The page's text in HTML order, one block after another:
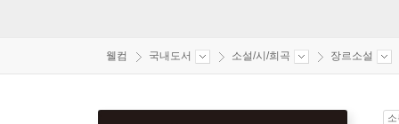
웰컴 국내도서 소설/시/희곡 장르소설